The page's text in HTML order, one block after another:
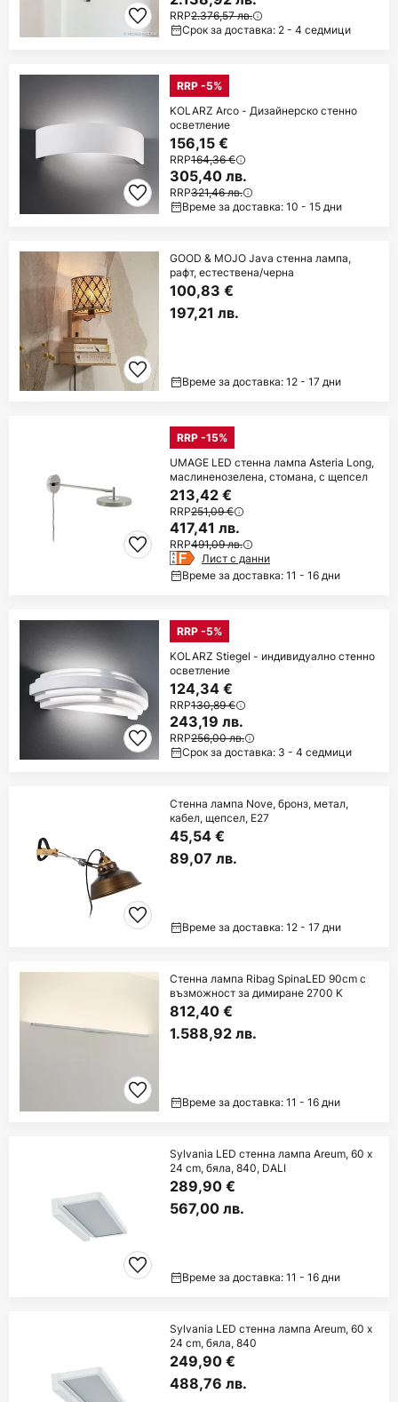
RRP2.376,57 лв.
Срок за доставка: 2 - 4 седмици
RRP -5%
KOLARZ Arco - Дизайнерско стенно
осветление
156,15 €
RRP164,36 €
305,40 лв.
RRP321,46 лв.
Време за доставка: 10 - 15 дни
GOOD & MOJO Java стенна лампа,
рафт, естествена/черна
100,83 €
197,21 лв.
Време за доставка: 12 - 17 дни
RRP -15%
UMAGE LED стенна лампа Asteria Long,
маслиненозелена, стомана, с щепсел
213,42 €
RRP251,09 €
417,41 лв.
RRP491,09 лв.
Лист с данни
Време за доставка: 11 - 16 дни
RRP -5%
KOLARZ Stiegel - индивидуално стенно
осветление
124,34 €
RRP130,89 €
243,19 лв.
RRP256,00 лв.
Срок за доставка: 3 - 4 седмици
Стенна лампа Nove, бронз, метал,
кабел, щепсел, E27
45,54 €
89,07 лв.
Време за доставка: 12 - 17 дни
Стенна лампа Ribag SpinaLED 90cm с
възможност за димиране 2700 K
812,40 €
1.588,92 лв.
Време за доставка: 11 - 16 дни
Sylvania LED стенна лампа Areum, 60 x
24 cm, бяла, 840, DALI
289,90 €
567,00 лв.
Време за доставка: 11 - 16 дни
Sylvania LED стенна лампа Areum, 60 x
24 cm, бяла, 840
249,90 €
488,76 лв.